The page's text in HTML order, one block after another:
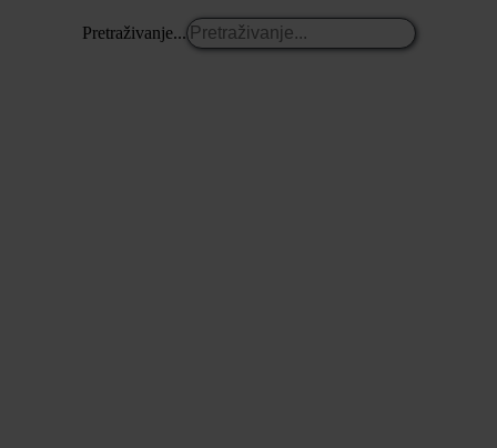
Pretraživanje...